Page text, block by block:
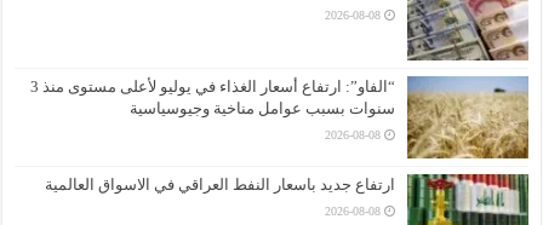
2026-08-08
“الفاو”: ارتفاع أسعار الغذاء في يوليو لأعلى مستوى منذ 3
سنوات بسبب عوامل مناخية وجيوسياسية
2026-08-08
ارتفاع جديد باسعار النفط العراقي في الاسواق العالمية
2026-08-08